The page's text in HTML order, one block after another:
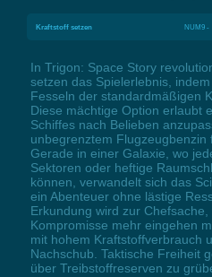
Kraftstoff setzen NUM9
In Trigon: Space Story
setzen das Spielerlebnis,
Fesseln der standardmäßigen
Diese mächtige Option erlaubt
Schiffes nach Belieben
unbegrenztem Flugzeugbenzin
Gerade in einer Galaxie, wo
Sektoren oder heftige
können, verwandelt sich das
ein Abenteuer ohne lästige
Erkundung wird zur
Kompromisse mehr eingehen
mit hohem Kraftstoffverbrauch
Nachschub. Taktische Freiheit
über Treibstoffreserven zu